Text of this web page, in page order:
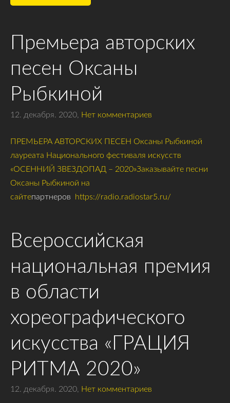
Премьера авторских
песен Оксаны
Рыбкиной
12. декабря. 2020, Нет комментариев
ПРЕМЬЕРА АВТОРСКИХ ПЕСЕН Оксаны Рыбкиной
лауреата Национального фестиваля искусств
«ОСЕННИЙ ЗВЕЗДОПАД – 2020»Заказывайте песни
Оксаны Рыбкиной на
сайтепартнеров https://radio.radiostar5.ru/
Всероссийская
национальная премия
в области
хореографического
искусства «ГРАЦИЯ
РИТМА 2020»
12. декабря. 2020, Нет комментариев